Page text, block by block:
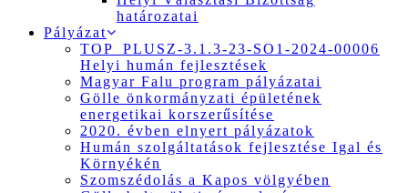
határozatai
Pályázat
TOP_PLUSZ-3.1.3-23-SO1-2024-00006
Helyi humán fejlesztések
Magyar Falu program pályázatai
Gölle önkormányzati épületének
energetikai korszerűsítése
2020. évben elnyert pályázatok
Humán szolgáltatások fejlesztése Igal és
Környékén
Szomszédolás a Kapos völgyében